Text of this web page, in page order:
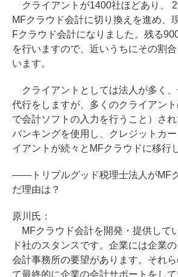
クライアントが1400社ほどあり、
MFクラウド会計に切り換えを進め、
Fクラウド会計になりました。残る
を行いますので、近いうちにその割
います。
クライアントとしては法人が多く、
代行をしますが、多くのクライアン
で会計ソフトの入力を行うこと）さ
バンキングを使用し、クレジットカ
イアントが続々とMFクラウドに移行
――トリプルグッド税理士法人がMF
だ理由は？
原川氏：
MFクラウド会計を開発・提供して
ド社のスタンスです。企業には企業
会計事務所の要望があります。それ
て最終的に企業の会計サポートをし